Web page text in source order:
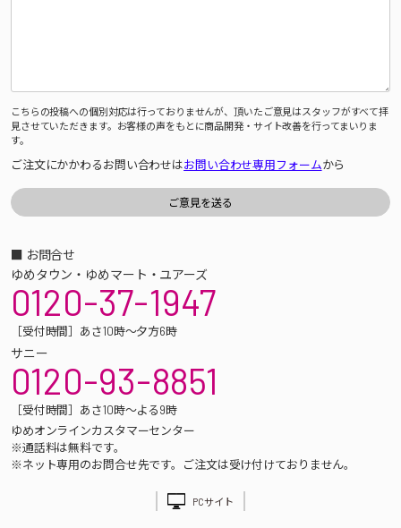
こちらの投稿への個別対応は行っておりませんが、頂いたご意見はスタッフがすべて拝
見させていただきます。お客様の声をもとに商品開発・サイト改善を行ってまいりま
す。
ご注文にかかわるお問い合わせはお問い合わせ専用フォームから
■ お問合せ
ゆめタウン・ゆめマート・ユアーズ
0120-37-1947
［受付時間］あさ10時～夕方6時
サニー
0120-93-8851
［受付時間］あさ10時～よる9時
ゆめオンラインカスタマーセンター
※通話料は無料です。
※ネット専用のお問合せ先です。ご注文は受け付けておりません。
PCサイト